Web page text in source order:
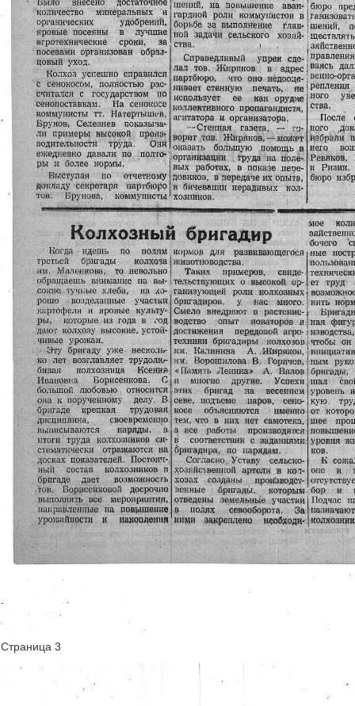
Страница 3